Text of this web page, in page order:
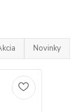
Novinky